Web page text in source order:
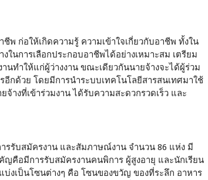
พ ก่อให้เกิดความรู้ ความเข้าใจเกี่ยวกับอาชีพ ทั้งใน
นการเลือกประกอบอาชีพได้อย่างเหมาะสม เตรียม
นทำให้แก่ผู้ว่างงาน ขณะเดียวกันนายจ้างจะได้ผู้ร่วม
กด้วย โดยมีการนำระบบเทคโนโลยีสารสนเทศมาใช้
างที่เข้าร่วมงาน ได้รับความสะดวกรวดเร็ว และ
รรับสมัครงาน และสัมภาษณ์งาน จำนวน 86 แห่ง มี
ญคือมีการรับสมัครงานคนพิการ ผู้สูงอายุ และนักเรียน
งเป็นโซนต่างๆ คือ โซนของขวัญ ของที่ระลึก อาหาร